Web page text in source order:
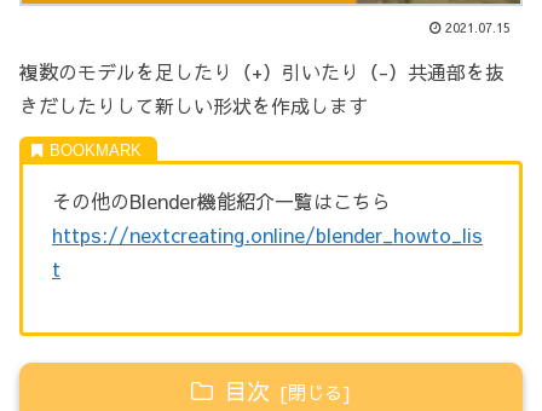
2021.07.15
複数のモデルを足したり（+）引いたり（-）共通部を抜
きだしたりして新しい形状を作成します
その他のBlender機能紹介一覧はこちら
https://nextcreating.online/blender_howto_lis
t
目次